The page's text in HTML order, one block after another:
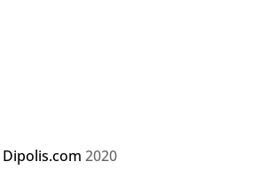
Dipolis.com 2020